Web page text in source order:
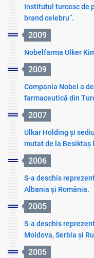
Institutul turcesc de
brand celebru”.
2009
Nobelfarma Ulker
2009
Compania Nobel a
farmaceutică din
2007
Ulkar Holding și
mutat de la Besiktaș
2006
S-a deschis
Albania și România.
2005
S-a deschis
Moldova, Serbia și
2005